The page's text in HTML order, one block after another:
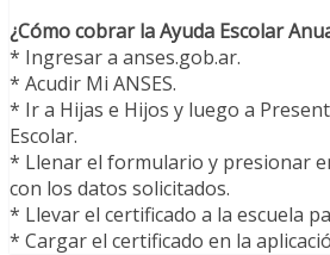
¿Cómo cobrar la Ayuda Escolar
* Ingresar a anses.gob.ar.
* Acudir Mi ANSES.
* Ir a Hijas e Hijos y luego a
Escolar.
* Llenar el formulario y presionar
con los datos solicitados.
* Llevar el certificado a la escuela
* Cargar el certificado en la